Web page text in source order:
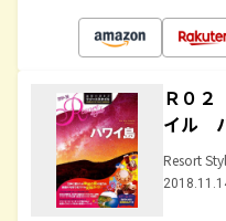
Ｒ０
イル
Resort